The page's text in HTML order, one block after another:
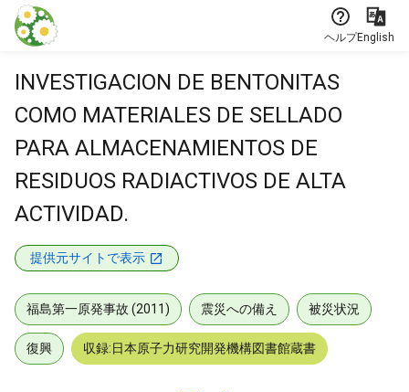
本文に飛ぶ
ヘルプEnglish
INVESTIGACION DE BENTONITAS
COMO MATERIALES DE SELLADO
PARA ALMACENAMIENTOS DE
RESIDUOS RADIACTIVOS DE ALTA
ACTIVIDAD.
提供元サイトで表示
福島第一原発事故 (2011) 震災への備え 被災状況
復興 収録:日本原子力研究開発機構図書館蔵書